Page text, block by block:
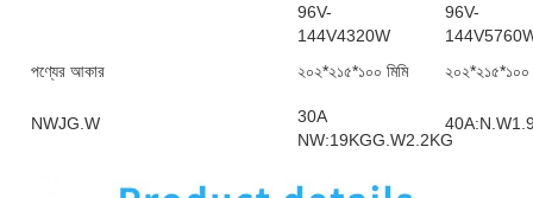
96V-
144V4320W
96V-
পণ্যের আকার
২০২*২১৫*১০০ মিমি ২০২*২১৫*১০০
NWJG.W
30A
NW:19KGG.W2.2KG